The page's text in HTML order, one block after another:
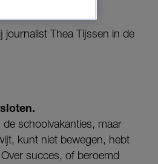
journalist Thea Tijssen in de
de schoolvakanties, maar
kunt niet bewegen, hebt
succes, of beroemd